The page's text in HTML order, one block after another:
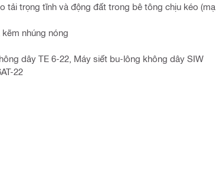
tải trọng tĩnh và động đất trong bê tông chịu kéo (mạ
nhúng nóng
dây TE 6-22, Máy siết bu-lông không dây SIW
22